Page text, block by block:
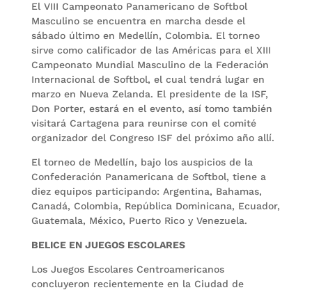
El VIII Campeonato Panamericano de Softbol
Masculino se encuentra en marcha desde el
sábado último en Medellín, Colombia. El torneo
sirve como calificador de las Américas para el XIII
Campeonato Mundial Masculino de la Federación
Internacional de Softbol, el cual tendrá lugar en
marzo en Nueva Zelanda. El presidente de la ISF,
Don Porter, estará en el evento, así tomo también
visitará Cartagena para reunirse con el comité
organizador del Congreso ISF del próximo año allí.
El torneo de Medellín, bajo los auspicios de la
Confederación Panamericana de Softbol, tiene a
diez equipos participando: Argentina, Bahamas,
Canadá, Colombia, República Dominicana, Ecuador,
Guatemala, México, Puerto Rico y Venezuela.
BELICE EN JUEGOS ESCOLARES
Los Juegos Escolares Centroamericanos
concluyeron recientemente en la Ciudad de